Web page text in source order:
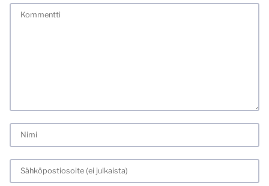
meiliosoitteen. Minua ja mielipiteitäni saa ilman muuta